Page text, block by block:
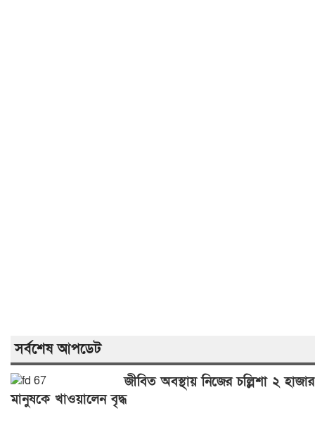
সর্বশেষ আপডেট
জীবিত অবস্থায় নিজের চল্লিশা ২ হাজার
মানুষকে খাওয়ালেন বৃদ্ধ